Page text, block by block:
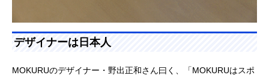
デザイナーは日本人
MOKURUのデザイナー・野出正和さん曰く、「MOKURUはスポ